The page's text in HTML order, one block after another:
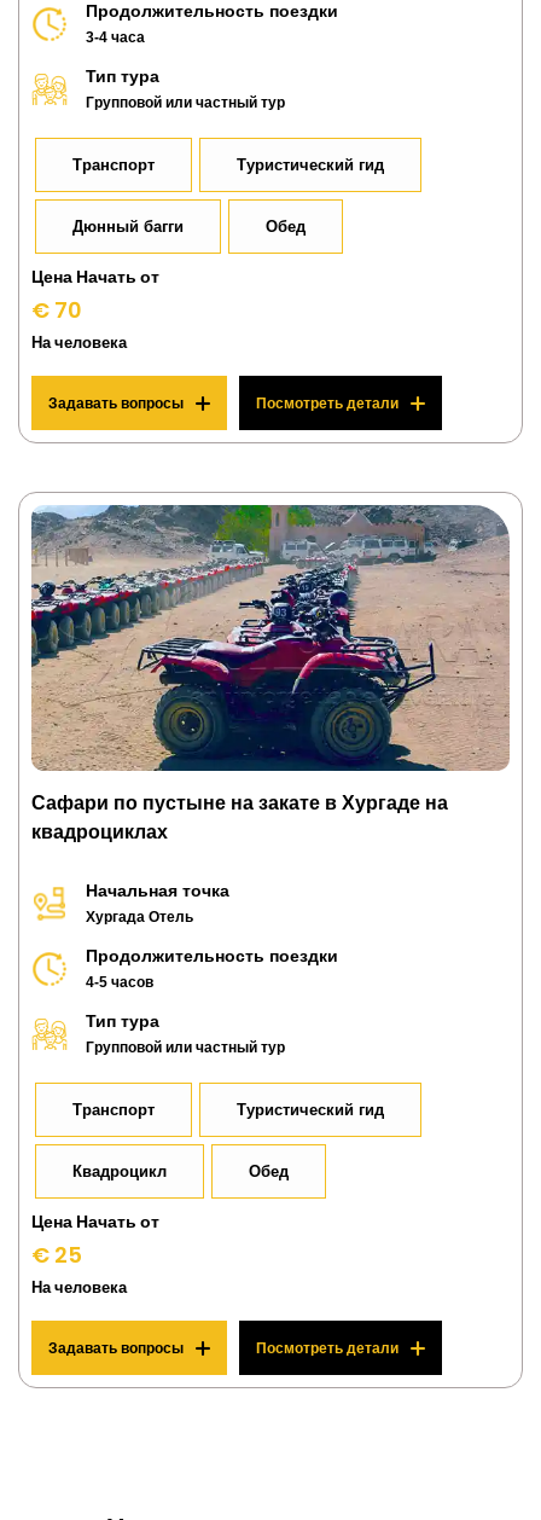
Продолжительность поездки
3-4 часа
Тип тура
Групповой или частный тур
Транспорт Туристический гид
Дюнный багги Обед
Цена Начать от
€ 70
На человека
Задавать вопросы Посмотреть детали
Сафари по пустыне на закате в Хургаде на
квадроциклах
Начальная точка
Хургада Отель
Продолжительность поездки
4-5 часов
Тип тура
Групповой или частный тур
Транспорт Туристический гид
Квадроцикл Обед
Цена Начать от
€ 25
На человека
Задавать вопросы Посмотреть детали